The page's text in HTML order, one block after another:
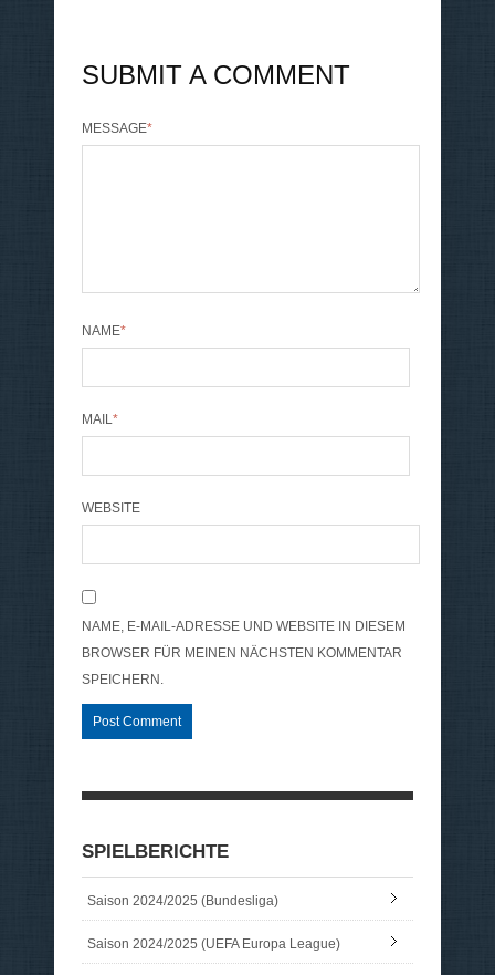
SUBMIT A COMMENT
MESSAGE*
NAME*
MAIL*
WEBSITE
NAME, E-MAIL-ADRESSE UND WEBSITE IN DIESEM
BROWSER FÜR MEINEN NÄCHSTEN KOMMENTAR
SPEICHERN.
SPIELBERICHTE
Saison 2024/2025 (Bundesliga)
Saison 2024/2025 (UEFA Europa League)